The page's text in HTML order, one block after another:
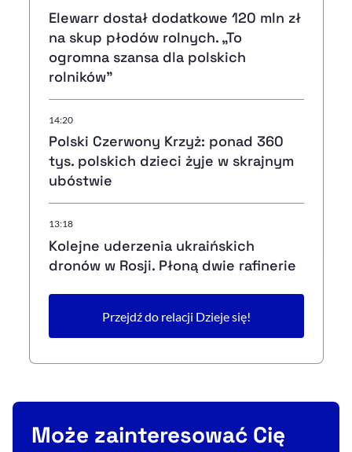
Elewarr dostał dodatkowe 120 mln zł
na skup płodów rolnych. „To
ogromna szansa dla polskich
rolników”
14:20
Polski Czerwony Krzyż: ponad 360
tys. polskich dzieci żyje w skrajnym
ubóstwie
13:18
Kolejne uderzenia ukraińskich
dronów w Rosji. Płoną dwie rafinerie
Przejdź do relacji Dzieje się!
Może zainteresować Cię